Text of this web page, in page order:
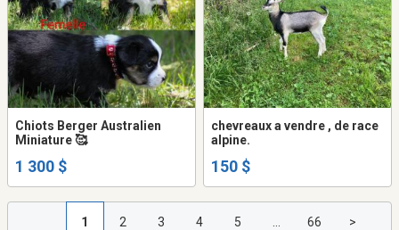
Chiots Berger Australien
Miniature 🥰
1 300 $
chevreaux a vendre , de race
alpine.
150 $
1 2 3 4 5 66 >